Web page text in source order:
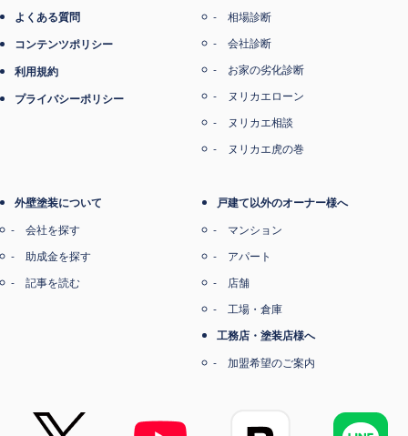
よくある質問
コンテンツポリシー
利用規約
プライバシーポリシー
相場診断
会社診断
お家の劣化診断
ヌリカエローン
ヌリカエ相談
ヌリカエ虎の巻
外壁塗装について
会社を探す
助成金を探す
記事を読む
戸建て以外のオーナー様へ
マンション
アパート
店舗
工場・倉庫
工務店・塗装店様へ
加盟希望のご案内